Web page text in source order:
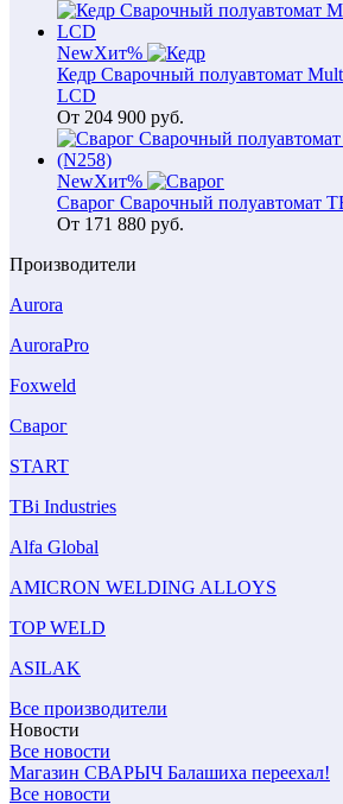
NewХит%
Кедр Сварочный полуавтомат
LCD
От 204 900 руб.
NewХит%
Сварог Сварочный полуавтомат
От 171 880 руб.
Производители
Aurora
AuroraPro
Foxweld
Сварог
START
TBi Industries
Alfa Global
AMICRON WELDING ALLOYS
TOP WELD
ASILAK
Все производители
Новости
Все новости
Магазин СВАРЫЧ Балашиха переехал!
Все новости